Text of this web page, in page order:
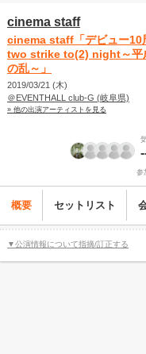
cinema staff
cinema staff「デビュー10
two strike to(2) night～平
の乱～」
2019/03/21 (木)
＠EVENTHALL club-G (岐阜県)
» 他の出演アーティストを見る
参
概要 セットリスト
▼公演情報について指摘/訂正する